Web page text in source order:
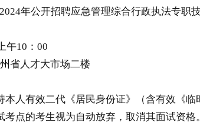
年公开招聘应急管理综合行政执法专职
午10：00
省人才大市场二楼
本人有效二代《居民身份证》（含有效《
点的考生视为自动放弃，取消其面试资格。